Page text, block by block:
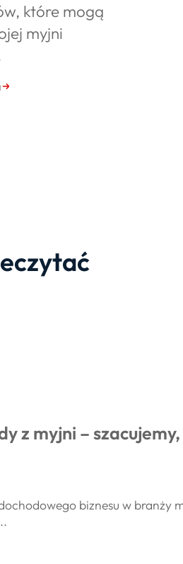
które mogą
myjni
z myjni –
biznesu w branży